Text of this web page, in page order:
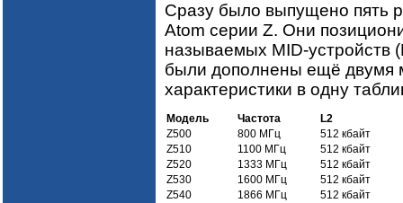
Сразу было выпущено пять
Atom серии Z. Они
называемых MID-устройств
были дополнены ещё двумя
характеристики в одну
Модель Частота
L2
Z500
800 МГц
512 кбайт
Z510
1100 МГц
512 кбайт
Z520
1333 МГц
512 кбайт
Z530
1600 МГц
512 кбайт
Z540
1866 МГц
512 кбайт